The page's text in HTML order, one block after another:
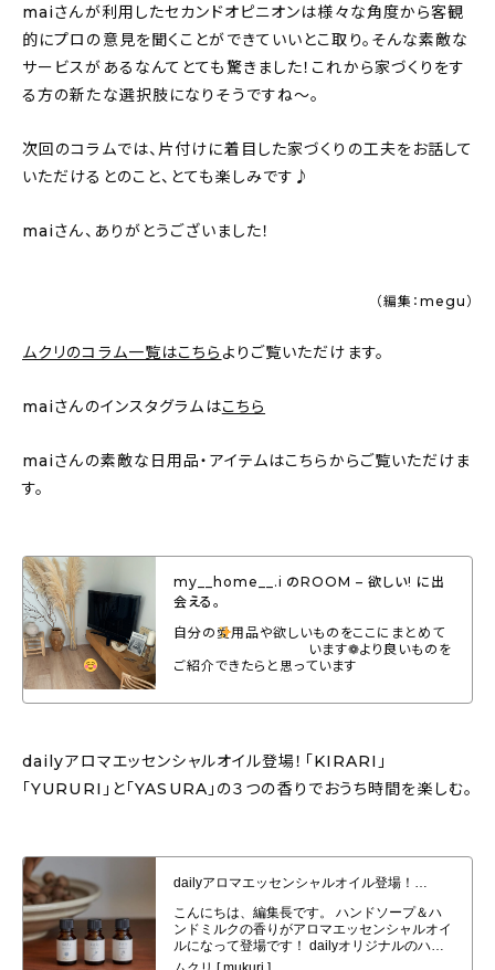
maiさんが利用したセカンドオピニオンは様々な角度から客観
的にプロの意見を聞くことができていいとこ取り。そんな素敵な
サービスがあるなんてとても驚きました！これから家づくりをす
る方の新たな選択肢になりそうですね〜。
次回のコラムでは、片付けに着目した家づくりの工夫をお話して
いただけるとのこと、とても楽しみです♪
maiさん、ありがとうございました！
（編集：megu）
ムクリのコラム一覧はこちら よりご覧いただけます。
maiさんのインスタグラムはこちら
maiさんの素敵な日用品・アイテムはこちらからご覧いただけま
す。
my__home__.i のROOM – 欲しい! に出
会える。
自分の愛用品や欲しいものをここにまとめて
います❁より良いものを
ご紹介できたらと思っています
dailyアロマエッセンシャルオイル登場！「KIRARI」
「YURURI」と「YASURA」の３つの香りでおうち時間を楽しむ。
dailyアロマエッセンシャルオイル登場！「KIRARI」「YURURI」と
「YASURA」の３つの香りでおうち時間を楽しむ。